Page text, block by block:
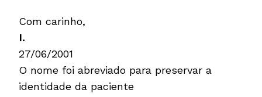
Com carinho,
I.
27/06/2001
O nome foi abreviado para preservar a
identidade da paciente